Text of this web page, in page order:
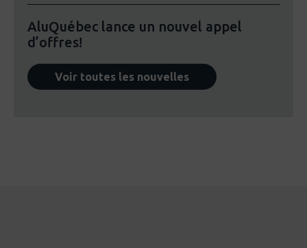
AluQuébec lance un nouvel appel
d’offres!
Voir toutes les nouvelles